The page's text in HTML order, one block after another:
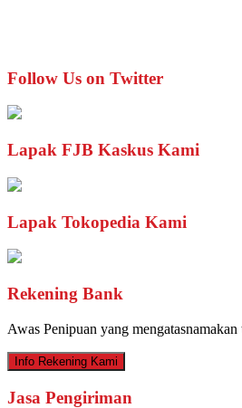
Follow Us on Twitter
Lapak FJB Kaskus Kami
Lapak Tokopedia Kami
Rekening Bank
Awas Penipuan yang
Info Rekening Kami
Jasa Pengiriman